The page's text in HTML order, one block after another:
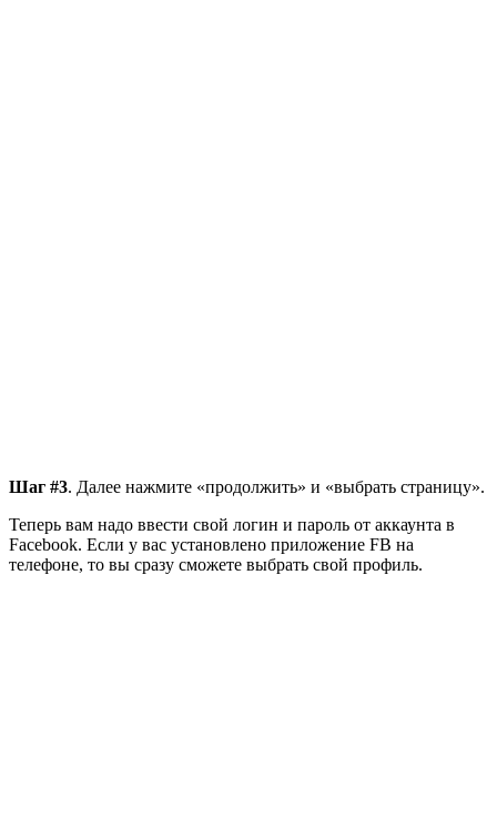
Шаг #3. Далее нажмите «продолжить» и «выбрать страницу».
Теперь вам надо ввести свой логин и пароль от аккаунта в
Facebook. Если у вас установлено приложение FB на
телефоне, то вы сразу сможете выбрать свой профиль.